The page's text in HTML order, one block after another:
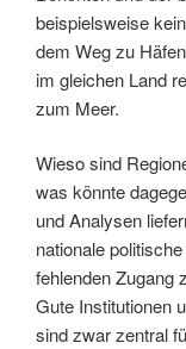
beispielsweise
dem Weg zu
im gleichen Land
zum Meer.
Wieso sind
was könnte
und Analysen
nationale
fehlenden Zugang
Gute Institutionen
sind zwar zentral